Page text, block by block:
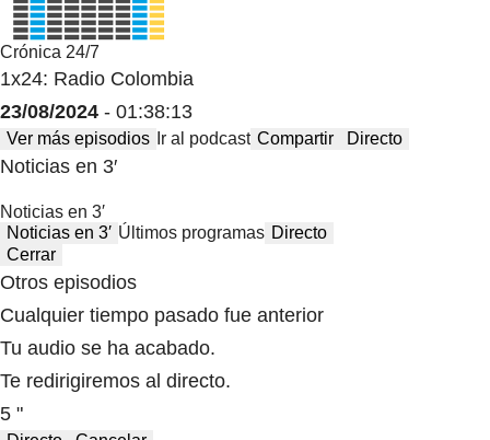
Crónica 24/7
1x24: Radio Colombia
23/08/2024 - 01:38:13
Ver más episodios Ir al podcast Compartir Directo
Noticias en 3′
Noticias en 3′
Noticias en 3′ Últimos programas Directo
Cerrar
Otros episodios
Cualquier tiempo pasado fue anterior
Tu audio se ha acabado.
Te redirigiremos al directo.
5 "